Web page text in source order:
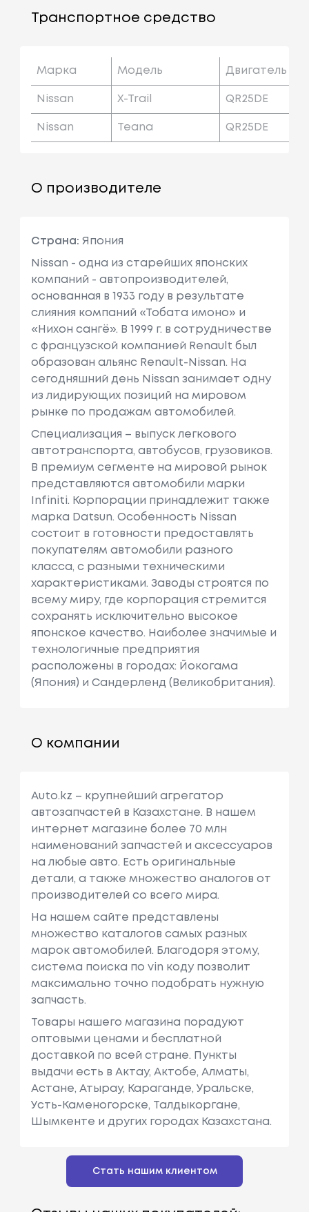
Транспортное средство
Марка Модель Двигатель
Nissan X-Trail QR25DE
Nissan Teana QR25DE
О производителе
Страна: Япония
Nissan - одна из старейших японских
компаний - автопроизводителей,
основанная в 1933 году в результате
слияния компаний «Тобата имоно» и
«Нихон сангё». В 1999 г. в сотрудничестве
с французcкой компанией Renault был
образован альянс Renault-Nissan. На
сегодняшний день Nissan занимает одну
из лидирующих позиций на мировом
рынке по продажам автомобилей.
Специализация – выпуск легкового
автотранспорта, автобусов, грузовиков.
В премиум сегменте на мировой рынок
представляются автомобили марки
Infiniti. Корпорации принадлежит также
марка Datsun. Особенность Nissan
состоит в готовности предоставлять
покупателям автомобили разного
класса, с разными техническими
характеристиками. Заводы строятся по
всему миру, где корпорация стремится
сохранять исключительно высокое
японское качество. Наиболее значимые и
технологичные предприятия
расположены в городах: Йокогама
(Япония) и Сандерленд (Великобритания).
О компании
Auto.kz – крупнейший агрегатор
автозапчастей в Казахстане. В нашем
интернет магазине более 70 млн
наименований запчастей и аксессуаров
на любые авто. Есть оригинальные
детали, а также множество аналогов от
производителей со всего мира.
На нашем сайте представлены
множество каталогов самых разных
марок автомобилей. Благодоря этому,
система поиска по vin коду позволит
максимально точно подобрать нужную
запчасть.
Товары нашего магазина порадуют
оптовыми ценами и бесплатной
доставкой по всей стране. Пункты
выдачи есть в Актау, Актобе, Алматы,
Астане, Атырау, Караганде, Уральске,
Усть-Каменогорске, Талдыкоргане,
Шымкенте и других городах Казахстана.
Стать нашим клиентом